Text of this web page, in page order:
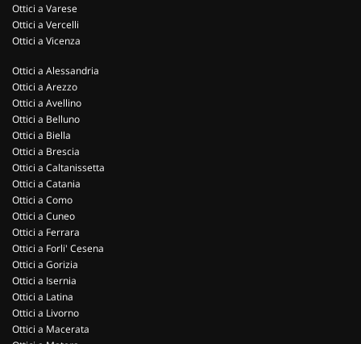
Ottici a Varese
Ottici a Vercelli
Ottici a Vicenza
Ottici a Alessandria
Ottici a Arezzo
Ottici a Avellino
Ottici a Belluno
Ottici a Biella
Ottici a Brescia
Ottici a Caltanissetta
Ottici a Catania
Ottici a Como
Ottici a Cuneo
Ottici a Ferrara
Ottici a Forli' Cesena
Ottici a Gorizia
Ottici a Isernia
Ottici a Latina
Ottici a Livorno
Ottici a Macerata